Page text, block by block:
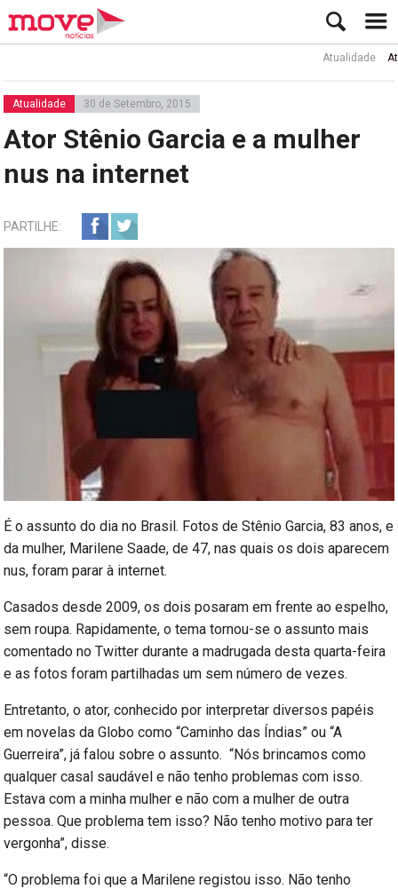
Atualidade Ator Rui
Atualidade 30 de Setembro, 2015
Ator Stênio Garcia e a mulher
nus na internet
PARTILHE:
É o assunto do dia no Brasil. Fotos de Stênio Garcia, 83 anos, e
da mulher, Marilene Saade, de 47, nas quais os dois aparecem
nus, foram parar à internet.
Casados desde 2009, os dois posaram em frente ao espelho,
sem roupa. Rapidamente, o tema tornou-se o assunto mais
comentado no Twitter durante a madrugada desta quarta-feira
e as fotos foram partilhadas um sem número de vezes.
Entretanto, o ator, conhecido por interpretar diversos papéis
em novelas da Globo como “Caminho das Índias” ou “A
Guerreira”, já falou sobre o assunto. “Nós brincamos como
qualquer casal saudável e não tenho problemas com isso.
Estava com a minha mulher e não com a mulher de outra
pessoa. Que problema tem isso? Não tenho motivo para ter
vergonha”, disse.
“O problema foi que a Marilene registou isso. Não tenho